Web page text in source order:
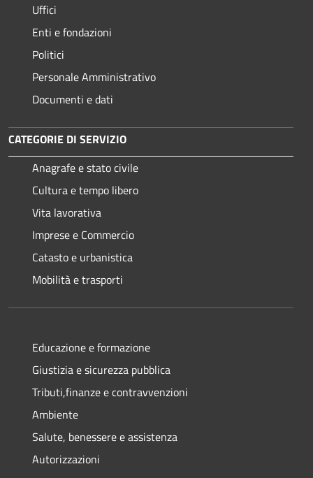
Uffici
Enti e fondazioni
Politici
Personale Amministrativo
Documenti e dati
CATEGORIE DI SERVIZIO
Anagrafe e stato civile
Cultura e tempo libero
Vita lavorativa
Imprese e Commercio
Catasto e urbanistica
Mobilità e trasporti
Educazione e formazione
Giustizia e sicurezza pubblica
Tributi,finanze e contravvenzioni
Ambiente
Salute, benessere e assistenza
Autorizzazioni